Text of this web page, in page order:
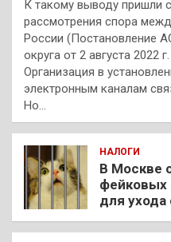
К такому выводу пришли
рассмотрения спора
России (Постановление
округа от 2 августа 2022
Организация в
электронным каналам
Но…
НАЛОГИ
В Москве
фейковых
для ухода